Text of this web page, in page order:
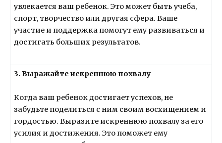
увлекается ваш ребенок. Это может быть учеба,
спорт, творчество или другая сфера. Ваше
участие и поддержка помогут ему развиваться и
достигать больших результатов.
3. Выражайте искреннюю похвалу
Когда ваш ребенок достигает успехов, не
забудьте поделиться с ним своим восхищением и
гордостью. Выразите искреннюю похвалу за его
усилия и достижения. Это поможет ему